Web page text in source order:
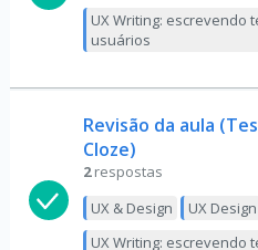
UX Writing: escrevendo
usuários
Revisão da aula
Cloze)
2 respostas
UX & Design
UX Design
UX Writing: escrevendo